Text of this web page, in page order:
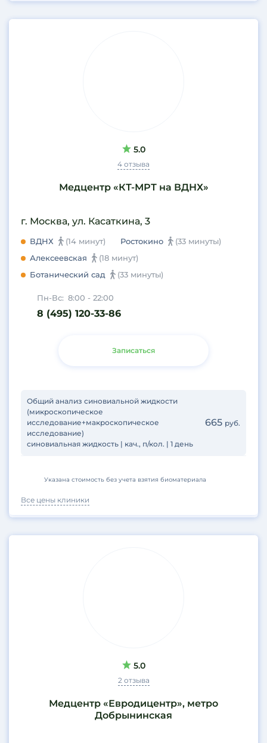
5.0
4 отзыва
Медцентр «КТ-МРТ на ВДНХ»
г. Москва, ул. Касаткина, 3
ВДНХ (14 минут) Ростокино
(33 минуты)
Алексеевская
(18 минут)
Ботанический сад
(33 минуты)
Пн-Вс: 8:00 - 22:00
8 (495) 120-33-86
Записаться
Общий анализ синовиальной жидкости
(микроскопическое
исследование+макроскопическое
исследование)
синовиальная жидкость | кач., п/кол. | 1 день
665 руб.
Все цены клиники
Указана стоимость без учета взятия биоматериала
5.0
2 отзыва
Медцентр «Евродицентр», метро
Добрынинская